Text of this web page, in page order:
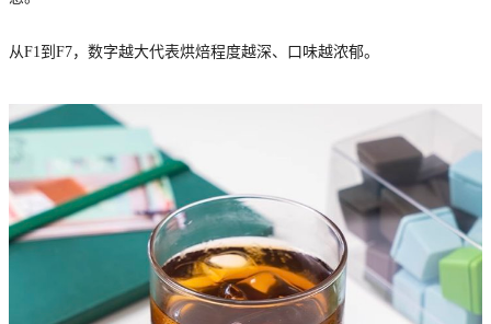
从F1到F7，数字越大代表烘焙程度越深、口味越浓郁。